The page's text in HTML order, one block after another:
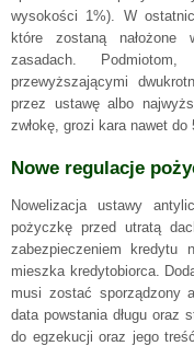
wysokości 1%). W
które zostaną
zasadach.
przewyższającymi
przez ustawę albo
zwłokę, grozi kara nawet
Nowe regulacje
Nowelizacja ustawy
pożyczkę przed utratą
zabezpieczeniem
mieszka kredytobiorca.
musi zostać sporządzony
data powstania długu oraz
do egzekucji oraz jego